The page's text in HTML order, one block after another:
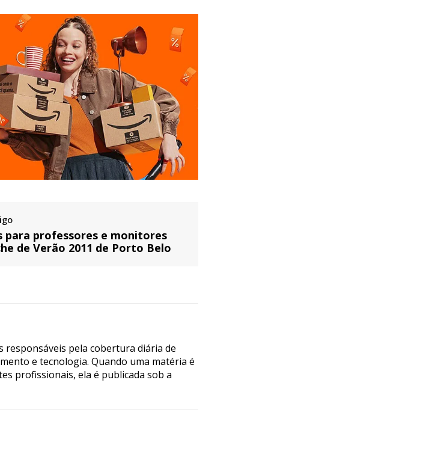
para professores e monitores
de Verão 2011 de Porto Belo
responsáveis pela cobertura diária de
e tecnologia. Quando uma matéria é
profissionais, ela é publicada sob a